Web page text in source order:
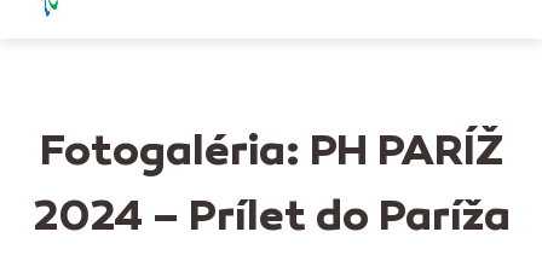
Fotogaléria: PH PARÍŽ
2024 – Prílet do Paríža